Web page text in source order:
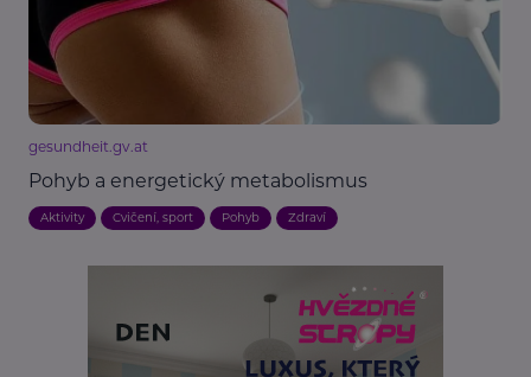
gesundheit.gv.at
Pohyb a energetický metabolismus
Aktivity Cvičení, sport Pohyb Zdraví